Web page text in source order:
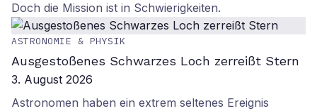
Doch die Mission ist in Schwierigkeiten.
ASTRONOMIE & PHYSIK
Ausgestoßenes Schwarzes Loch zerreißt Stern
3. August 2026
Astronomen haben ein extrem seltenes Ereignis